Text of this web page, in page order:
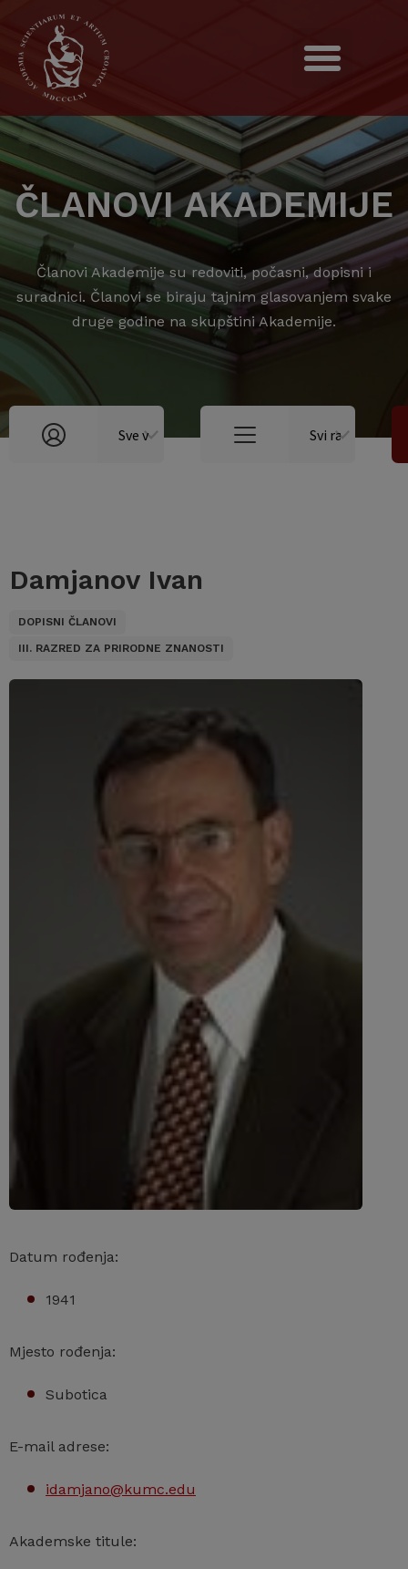
ČLANOVI AKADEMIJE
Članovi Akademije su redoviti, počasni, dopisni i
suradnici. Članovi se biraju tajnim glasovanjem svake
druge godine na skupštini Akademije.
Damjanov Ivan
DOPISNI ČLANOVI
III. RAZRED ZA PRIRODNE ZNANOSTI
Datum rođenja:
1941
Mjesto rođenja:
Subotica
E-mail adrese:
idamjano@kumc.edu
Akademske titule: